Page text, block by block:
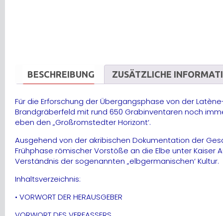
BESCHREIBUNG ZUSÄTZLICHE
Für die Erforschung der Übergangsphase von der
Brandgräberfeld mit rund 650 Grabinventaren noch
eben den „Großromstedter Horizont‘.
Ausgehend von der akribischen Dokumentation der
Frühphase römischer Vorstöße an die Elbe unter
Verständnis der sogenannten „elbgermanischen‘ Kultur.
Inhaltsverzeichnis:
• VORWORT DER HERAUSGEBER